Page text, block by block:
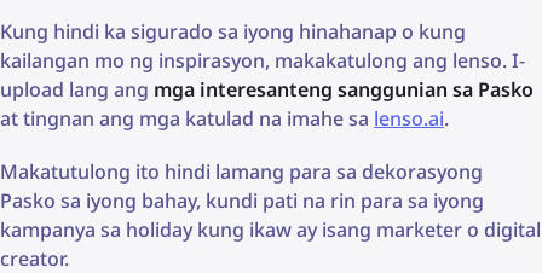
Kung hindi ka sigurado sa iyong hinahanap o kung
kailangan mo ng inspirasyon, makakatulong ang lenso. I-
upload lang ang mga interesanteng sanggunian sa Pasko
at tingnan ang mga katulad na imahe sa lenso.ai.
Makatutulong ito hindi lamang para sa dekorasyong
Pasko sa iyong bahay, kundi pati na rin para sa iyong
kampanya sa holiday kung ikaw ay isang marketer o digital
creator.